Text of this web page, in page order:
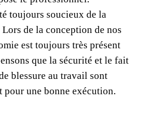
le professionnel.
toujours soucieux de la
de la conception de nos
est toujours très présent
que la sécurité et le fait
blessure au travail sont
pour une bonne exécution.